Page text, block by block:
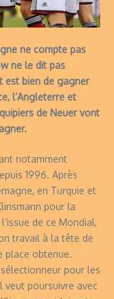
ne compte pas
ne le dit pas
est bien de gagner
l’Angleterre et
de Neuer vont
notamment
1996. Après
en Turquie et
pour la
de ce Mondial,
travail à la tête de
place obtenue.
pour les
veut poursuivre avec